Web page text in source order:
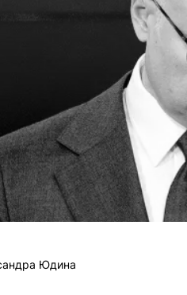
Юдина